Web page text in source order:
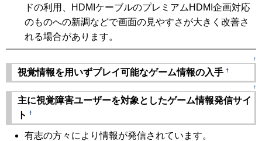
ドの利用、HDMIケーブルのプレミアムHDMI企画対応
のものへの新調などで画面の見やすさが大きく改善さ
れる場合があります。
↑
視覚情報を用いずプレイ可能なゲーム情報の入手 †
↑
主に視覚障害ユーザーを対象としたゲーム情報発信サイ
ト
†
有志の方々により情報が発信されています。